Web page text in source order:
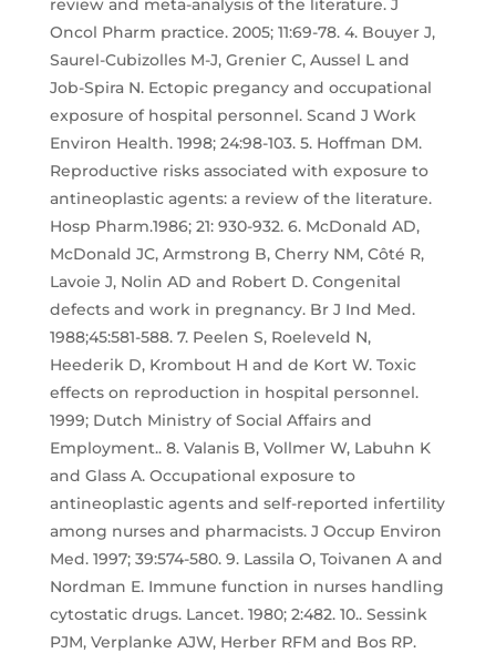
review and meta-analysis of the literature. J
Oncol Pharm practice. 2005; 11:69-78. 4. Bouyer J,
Saurel-Cubizolles M-J, Grenier C, Aussel L and
Job-Spira N. Ectopic pregancy and occupational
exposure of hospital personnel. Scand J Work
Environ Health. 1998; 24:98-103. 5. Hoffman DM.
Reproductive risks associated with exposure to
antineoplastic agents: a review of the literature.
Hosp Pharm.1986; 21: 930-932. 6. McDonald AD,
McDonald JC, Armstrong B, Cherry NM, Côté R,
Lavoie J, Nolin AD and Robert D. Congenital
defects and work in pregnancy. Br J Ind Med.
1988;45:581-588. 7. Peelen S, Roeleveld N,
Heederik D, Krombout H and de Kort W. Toxic
effects on reproduction in hospital personnel.
1999; Dutch Ministry of Social Affairs and
Employment.. 8. Valanis B, Vollmer W, Labuhn K
and Glass A. Occupational exposure to
antineoplastic agents and self-reported infertility
among nurses and pharmacists. J Occup Environ
Med. 1997; 39:574-580. 9. Lassila O, Toivanen A and
Nordman E. Immune function in nurses handling
cytostatic drugs. Lancet. 1980; 2:482. 10.. Sessink
PJM, Verplanke AJW, Herber RFM and Bos RP.